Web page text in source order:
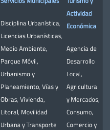
Disciplina Urbanística,
Licencias Urbanísticas,
Medio Ambiente,
Parque Móvil,
Urbanismo y
Planeamiento, Vías y
Obras, Vivienda,
Litoral, Movilidad
Urbana y Transporte
Actividad
Económica
Agencia de
Desarrollo
Local,
Agricultura
y Mercados,
Consumo,
Comercio y